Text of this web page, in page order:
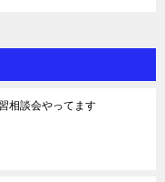
相談会やってます